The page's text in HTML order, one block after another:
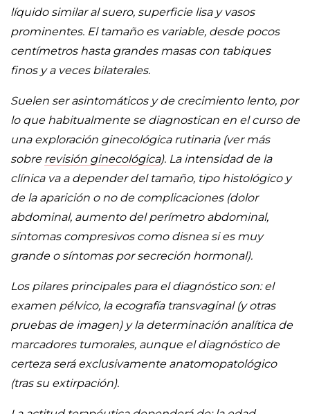
líquido similar al suero, superficie lisa y vasos
prominentes. El tamaño es variable, desde pocos
centímetros hasta grandes masas con tabiques
finos y a veces bilaterales.
Suelen ser asintomáticos y de crecimiento lento, por
lo que habitualmente se diagnostican en el curso de
una exploración ginecológica rutinaria (ver más
sobre revisión ginecológica). La intensidad de la
clínica va a depender del tamaño, tipo histológico y
de la aparición o no de complicaciones (dolor
abdominal, aumento del perímetro abdominal,
síntomas compresivos como disnea si es muy
grande o síntomas por secreción hormonal).
Los pilares principales para el diagnóstico son: el
examen pélvico, la ecografía transvaginal (y otras
pruebas de imagen) y la determinación analítica de
marcadores tumorales, aunque el diagnóstico de
certeza será exclusivamente anatomopatológico
(tras su extirpación).